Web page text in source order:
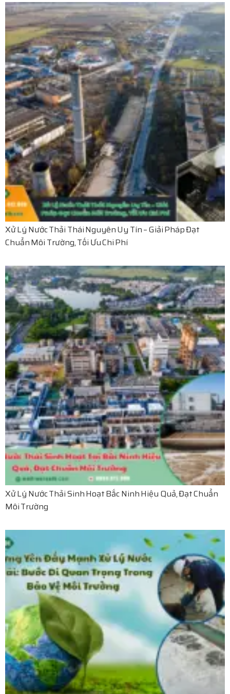
Xử Lý Nước Thải Thái Nguyên Uy Tín – Giải Pháp Đạt
Chuẩn Môi Trường, Tối Ưu Chi Phí
Xử Lý Nước Thải Sinh Hoạt Bắc Ninh Hiệu Quả, Đạt Chuẩn
Môi Trường